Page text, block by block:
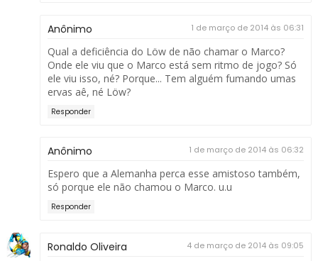
Anônimo 1 de março de 2014 às 06:31
Qual a deficiência do Löw de não chamar o Marco?
Onde ele viu que o Marco está sem ritmo de jogo? Só
ele viu isso, né? Porque... Tem alguém fumando umas
ervas aê, né Löw?
Responder
Anônimo 1 de março de 2014 às 06:32
Espero que a Alemanha perca esse amistoso também,
só porque ele não chamou o Marco. u.u
Responder
Ronaldo Oliveira 4 de março de 2014 às 09:05